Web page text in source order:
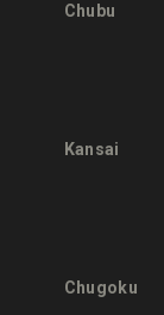
Chubu
Kansai
Chugoku